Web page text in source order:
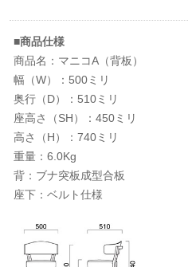
■商品仕様
商品名：マニコA（背板）
幅（W）：500ミリ
奥行（D）：510ミリ
座高さ（SH）：450ミリ
高さ（H）：740ミリ
重量：6.0Kg
背：ブナ突板成型合板
座下：ベルト仕様